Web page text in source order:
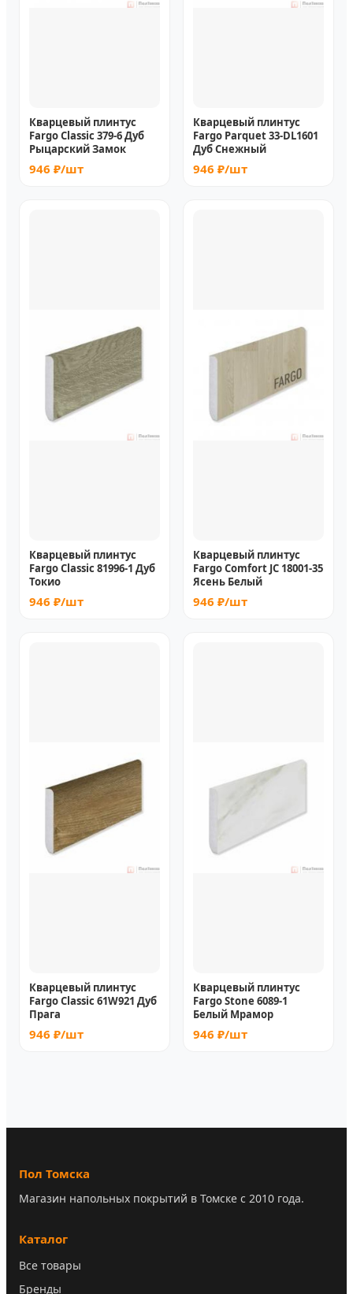
Кварцевый плинтус
Fargo Classic 379-6 Дуб
Рыцарский Замок
946 ₽/шт
Кварцевый плинтус
Fargo Parquet 33-DL1601
Дуб Снежный
946 ₽/шт
Кварцевый плинтус
Fargo Classic 81996-1 Дуб
Токио
946 ₽/шт
Кварцевый плинтус
Fargo Comfort JC 18001-35
Ясень Белый
946 ₽/шт
Кварцевый плинтус
Fargo Classic 61W921 Дуб
Прага
946 ₽/шт
Кварцевый плинтус
Fargo Stone 6089-1
Белый Мрамор
946 ₽/шт
Пол Томска
Магазин напольных покрытий в Томске с 2010 года.
Каталог
Все товары
Бренды